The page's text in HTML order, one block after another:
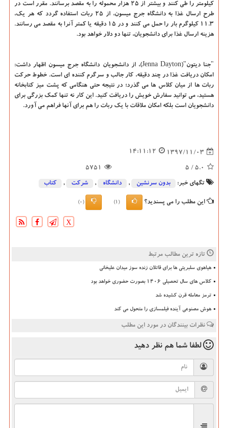
كیلومتر را طی كنند و بیشتر از ۲۵ هزار محموله را به مقصد برسانند. مقرر است در
طرح ارسال غذا به دانشگاه جرج میسون، از ۲۵ ربات استفاده گردد كه هر یك،
۱۱.۳ كیلوگرم بار را حمل می كنند و در ۱۵ دقیقه یا كمتر آنرا به مقصد می رسانند.
هزینه ارسال غذا برای دانشجویان، تنها دو دلار خواهد بود.
"جنا دیتون"(Jenna Dayton)، از دانشجویان دانشگاه جرج میسون اظهار داشت:
امكان دریافت غذا در چند دقیقه، كار جالب و سرگرم كننده ای است. خطوط حركت
ربات ها از میان كلاس ها می گذرد؛ در نتیجه حتی هنگامی كه پشت میز كتابخانه
هستید، می توانید سفارش خویش را دریافت كنید. این كار نه تنها كمك بزرگی برای
دانشجویان است بلكه امكان ملاقات با یك ربات را هم برای آنها فراهم می آورد.
1397/11/03
14:11:12
5.0
/ 5
5751
تگهای خبر: بدون سرنشین , دانشگاه‌ , شركت , كتاب
این مطلب را می پسندید؟ (1)
(0)
X
تازه ترین مطالب مرتبط
هیاهوی سلبریتی ها برای قاتلان زنده سوز میدان علیخانی
کلاس های سال تحصیلی ۱۴۰۶ بصورت حضوری خواهد بود
ترمز معامله قرن کشیده شد
هوش مصنوعی آینده فیلمسازی را متحول می کند
نظرات بینندگان در مورد این مطلب
لطفا شما هم نظر دهید